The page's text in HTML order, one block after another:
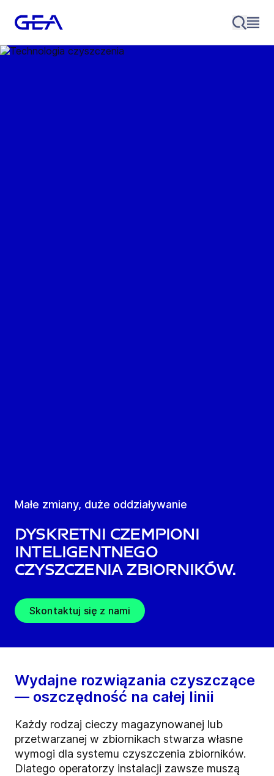
Małe zmiany, duże oddziaływanie
Dyskretni czempioni
inteligentnego
czyszczenia zbiorników.
Skontaktuj się z nami
Wydajne rozwiązania czyszczące
— oszczędność na całej linii
Każdy rodzaj cieczy magazynowanej lub
przetwarzanej w zbiornikach stwarza własne
wymogi dla systemu czyszczenia zbiorników.
Dlatego operatorzy instalacji zawsze muszą